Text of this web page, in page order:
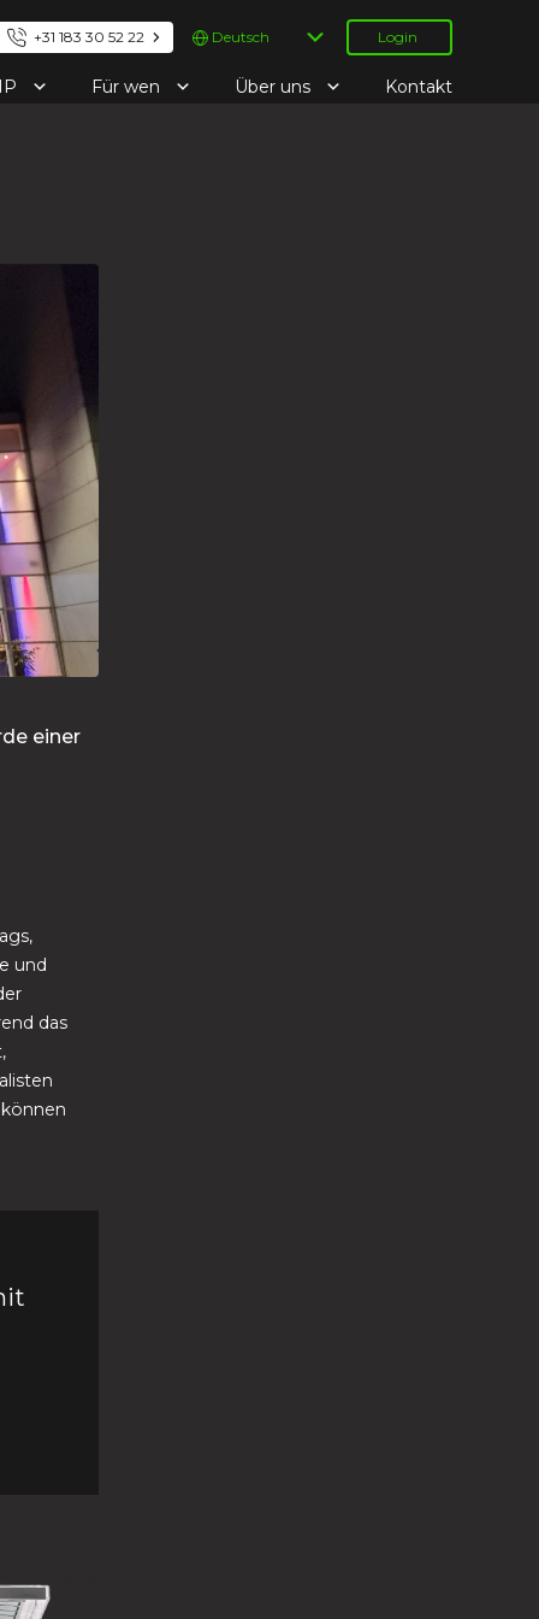
+31 183 30 52 22
Sprache
auswählen
Login
Für wen Über uns Kontakt
einer
und
das